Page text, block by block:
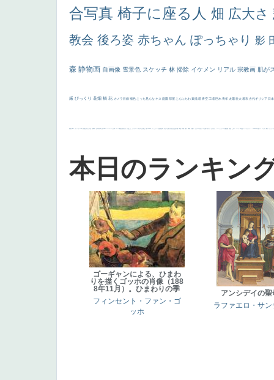
合写真 椅子に座る人 畑 広大さ
教会 後ろ姿 赤ちゃん ぽっちゃり 影
森 静物画 自画像 雪景色 スケッチ 林 掃除 イケメン リアル 宗教画 肌が
厳 びっくり 花畑 橋 花 カメラ目線 補色 こっち見んな キス 庭園 部屋 こんにちわ 素描 塔 青空 工場 巨木 青年 太陽 壮大 着衣 古代ギリシア 日
画質 last ヴィーナス 剣 白人少女 食事中 山本芳翠 麦 alciato ハーレム 女神 ローマ教皇 奥行き 火起こし シスター 東方の三博士 114514 かっこいい 受胎告知 天から覗き込む顔 設計図 挿絵 群衆 親子 裸婦 可愛い ピサロ ＃名画で学ぶ「たるみ」 ニーソックス 躍動感 黄色 こわい コート 畦道 レンブラント・ sekkusu 暖かい バブみ 靴下 ショッ
本日のランキン
ゴーギャンによる、ひまわ
りを描くゴッホの肖像（188
8年11月）。ひまわりの季
フィンセント・ファン・ゴ
ッホ
アンシデイの聖
ラファエロ・サン